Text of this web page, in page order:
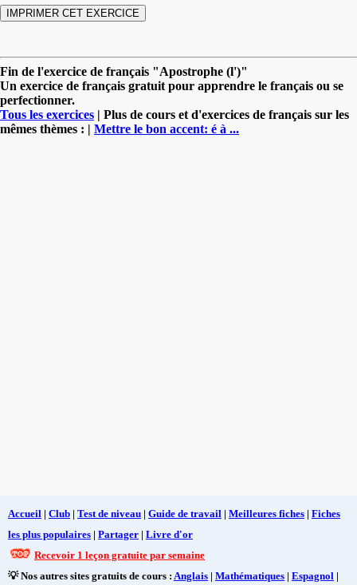
Fin de l'exercice de français "Apostrophe (l')"
Un exercice de français gratuit pour apprendre le français ou se
perfectionner.
Tous les exercices | Plus de cours et d'exercices de français sur les
mêmes thèmes : | Mettre le bon accent: é à ...
Accueil | Club | Test de niveau | Guide de travail | Meilleures fiches | Fiches
les plus populaires | Partager | Livre d'or
Recevoir 1 leçon gratuite par semaine
💡 Nos autres sites gratuits de cours : Anglais | Mathématiques | Espagnol |